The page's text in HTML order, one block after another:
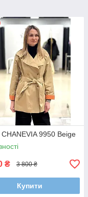
9950 Beige
₴ 3 800 ₴
Купити